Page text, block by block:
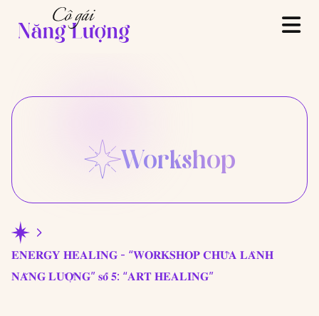
Workshop
𝐄𝐍𝐄𝐑𝐆𝐘 𝐇𝐄𝐀𝐋𝐈𝐍𝐆 - “𝐖𝐎𝐑𝐊𝐒𝐇𝐎𝐏 𝐂𝐇𝐔̛̃𝐀 𝐋𝐀̀𝐍𝐇
𝐍𝐀̆𝐍𝐆 𝐋𝐔̛𝐎̛̣𝐍𝐆” 𝐬𝐨̂́ 𝟓: “𝐀𝐑𝐓 𝐇𝐄𝐀𝐋𝐈𝐍𝐆”